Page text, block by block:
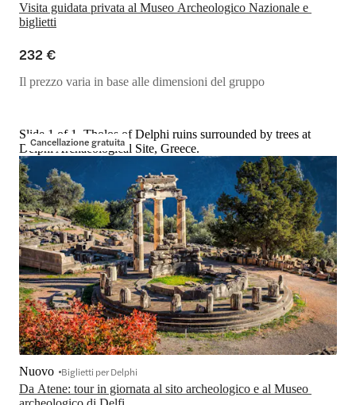
Visita guidata privata al Museo Archeologico Nazionale e
biglietti
232 €
Il prezzo varia in base alle dimensioni del gruppo
Cancellazione gratuita
Slide 1 of 1, Tholos of Delphi ruins surrounded by trees at
Delphi Archaeological Site, Greece.
Da Atene: tour in giornata al sito archeologico e al Museo
Nuovo Biglietti per Delphi